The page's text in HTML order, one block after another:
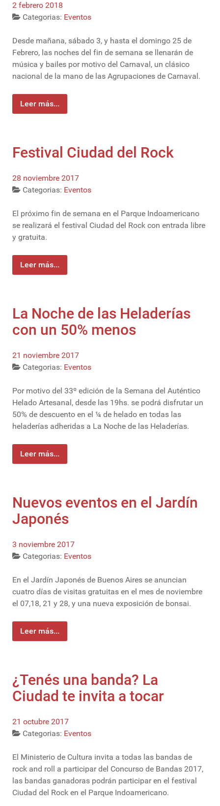
2 febrero 2018
Categorias: Eventos
Desde mañana, sábado 3, y hasta el domingo 25 de
Febrero, las noches del fin de semana se llenarán de
música y bailes por motivo del Carnaval, un clásico
nacional de la mano de las Agrupaciones de Carnaval.
Leer más...
Festival Ciudad del Rock
28 noviembre 2017
Categorias: Eventos
El próximo fin de semana en el Parque Indoamericano
se realizará el festival Ciudad del Rock con entrada libre
y gratuita.
Leer más...
La Noche de las Heladerías
con un 50% menos
21 noviembre 2017
Categorias: Eventos
Por motivo del 33º edición de la Semana del Auténtico
Helado Artesanal, desde las 19hs. se podrá disfrutar un
50% de descuento en el ¼ de helado en todas las
heladerías adheridas a La Noche de las Heladerías.
Leer más...
Nuevos eventos en el Jardín
Japonés
3 noviembre 2017
Categorias: Eventos
En el Jardín Japonés de Buenos Aires se anuncian
cuatro días de visitas gratuitas en el mes de noviembre
el 07,18, 21 y 28, y una nueva exposición de bonsai.
Leer más...
¿Tenés una banda? La
Ciudad te invita a tocar
21 octubre 2017
Categorias: Eventos
El Ministerio de Cultura invita a todas las bandas de
rock and roll a participar del Concurso de Bandas 2017,
las bandas ganadoras podrán participar en el festival
Ciudad del Rock en el Parque Indoamericano.